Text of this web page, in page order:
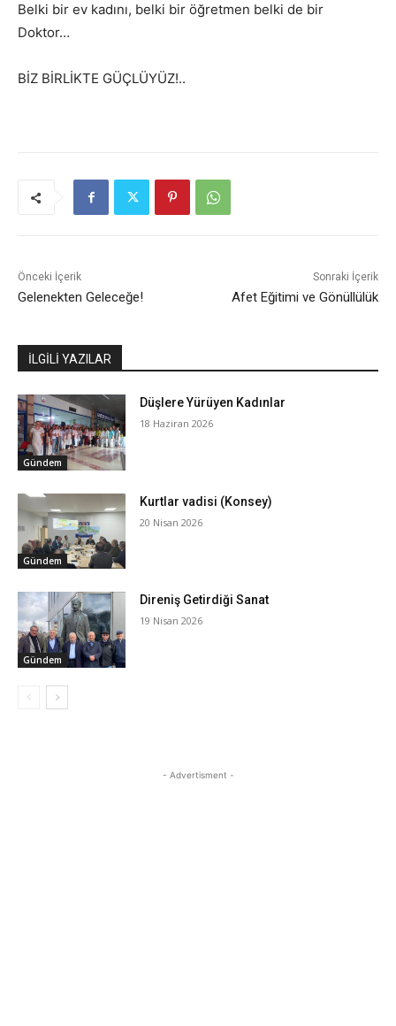
Belki bir ev kadını, belki bir öğretmen belki de bir
Doktor…
BİZ BİRLİKTE GÜÇLÜYÜZ!..
Önceki İçerik
Gelenekten Geleceğe!
Sonraki İçerik
Afet Eğitimi ve Gönüllülük
İLGİLİ YAZILAR
Gündem
Düşlere Yürüyen Kadınlar
18 Haziran 2026
Gündem
Kurtlar vadisi (Konsey)
20 Nisan 2026
Gündem
Direniş Getirdiği Sanat
19 Nisan 2026
- Advertisment -